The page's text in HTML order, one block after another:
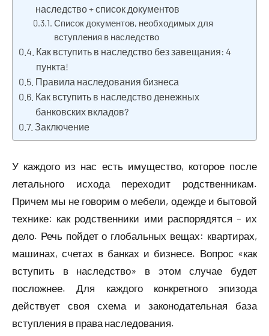
наследство + список документов
Список документов, необходимых для
вступления в наследство
Как вступить в наследство без завещания: 4
пункта!
Правила наследования бизнеса
Как вступить в наследство денежных
банковских вкладов?
Заключение
У каждого из нас есть имущество, которое после
летального исхода переходит родственникам.
Причем мы не говорим о мебели, одежде и бытовой
технике: как родственники ими распорядятся – их
дело. Речь пойдет о глобальных вещах: квартирах,
машинах, счетах в банках и бизнесе. Вопрос «как
вступить в наследство» в этом случае будет
посложнее. Для каждого конкретного эпизода
действует своя схема и законодательная база
вступления в права наследования.